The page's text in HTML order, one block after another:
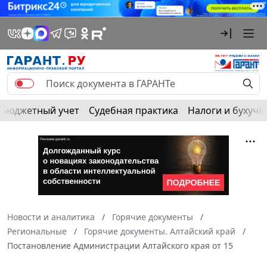
Бюджетный учет Судебная практика Налоги и
Новости и аналитика
Горячие документы
Региональные
Горячие документы. Алтайский край
Постановление Администрации Алтайского края от 15